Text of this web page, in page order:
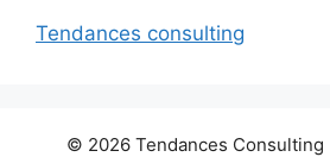
Tendances consulting
© 2026 Tendances Consulting